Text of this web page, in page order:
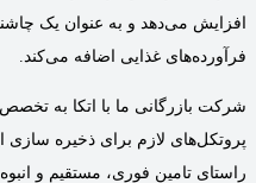
افزایش می‌دهد و به عنوان یک
فرآورده‌های غذایی اضافه می‌کند.
شرکت بازرگانی ما با اتکا به
پروتکل‌های لازم برای ذخیره
راستای تامین فوری، مستقیم و